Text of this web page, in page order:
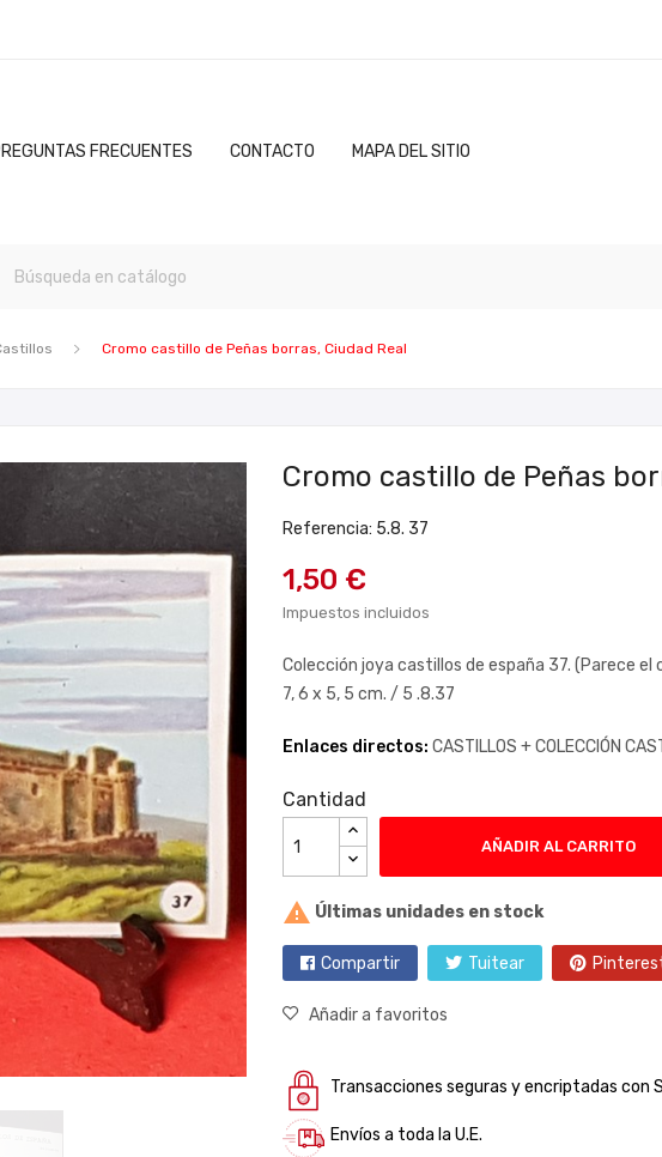
FRECUENTES CONTACTO MAPA DEL SITIO
Cromo castillo de Peñas borras, Ciudad Real
Cromo castillo de Peñas
Referencia: 5.8. 37
1,50 €
Impuestos incluidos
Colección joya castillos de españa 37. (Parece el
7, 6 x 5, 5 cm. / 5 .8.37
Enlaces directos: CASTILLOS +COLECCIÓN
Cantidad
AÑADIR AL CARRITO
 Últimas unidades en stock
Compartir Tuitear
Añadir a favoritos
Transacciones seguras y encriptadas con
Envíos a toda la U.E.